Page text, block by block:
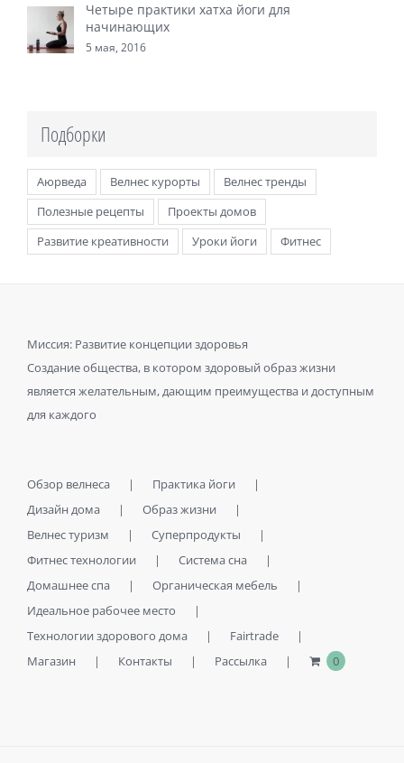
Четыре практики хатха йоги для
начинающих
5 мая, 2016
Подборки
Аюрведа Велнес курорты
Велнес тренды
Полезные рецепты
Проекты домов
Развитие креативности
Уроки йоги Фитнес
Миссия: Развитие концепции здоровья
Создание общества, в котором здоровый образ жизни
является желательным, дающим преимущества и доступным
для каждого
Обзор велнеса
Практика йоги
Дизайн дома
Образ жизни
Велнес туризм
Суперпродукты
Фитнес технологии
Система сна
Домашнее спа
Органическая мебель
Идеальное рабочее место
Технологии здорового дома
Fairtrade
Магазин
Контакты Рассылка 0